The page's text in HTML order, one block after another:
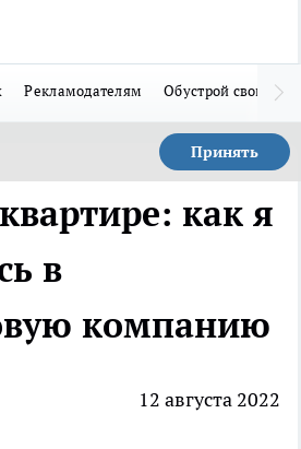
Рекламодателям Обустрой свой дом
Принять
как я
в
компанию
12 августа 2022